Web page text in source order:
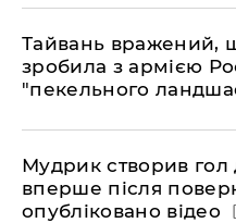
Тайвань вражений,
зробила з армією
"пекельного
Мудрик створив гол
вперше після
опубліковано відео